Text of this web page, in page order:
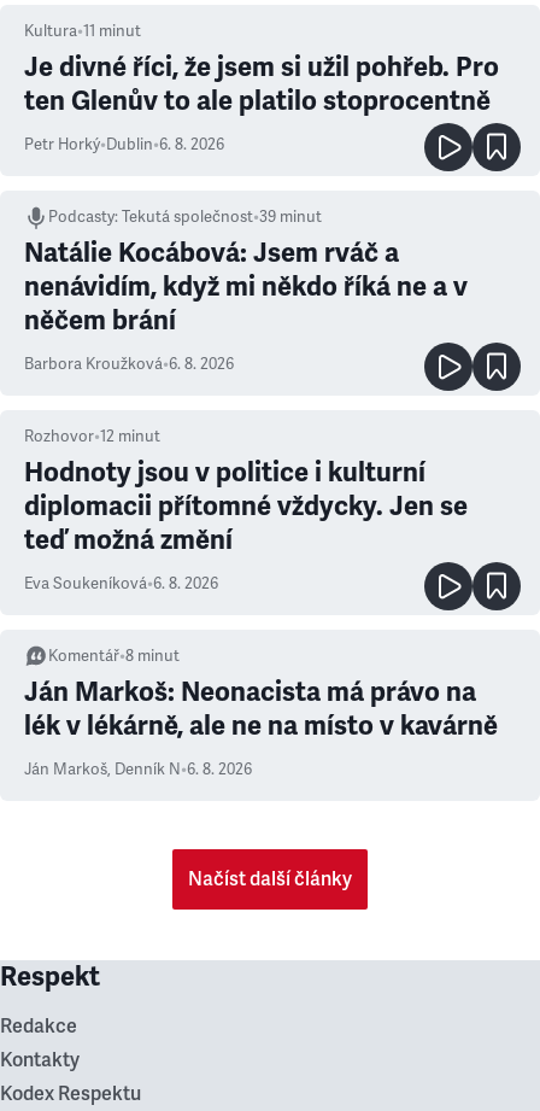
Kultura•11 minut
Je divné říci, že jsem si užil pohřeb. Pro
ten Glenův to ale platilo stoprocentně
Petr Horký•Dublin•6. 8. 2026
Podcasty:Tekutá společnost•39 minut
Natálie Kocábová: Jsem rváč a
nenávidím, když mi někdo říká ne a v
něčem brání
Barbora Kroužková•6. 8. 2026
Rozhovor•12 minut
Hodnoty jsou v politice i kulturní
diplomacii přítomné vždycky. Jen se
teď možná změní
Eva Soukeníková•6. 8. 2026
Komentář•8 minut
Ján Markoš: Neonacista má právo na
lék v lékárně, ale ne na místo v kavárně
Ján Markoš, Denník N•6. 8. 2026
Načíst další články
Respekt
Redakce
Kontakty
Kodex Respektu